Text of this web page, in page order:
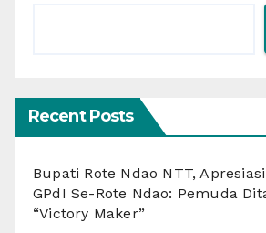
Recent Posts
Bupati Rote Ndao NTT,
GPdI Se-Rote Ndao: Pemuda
“Victory Maker”